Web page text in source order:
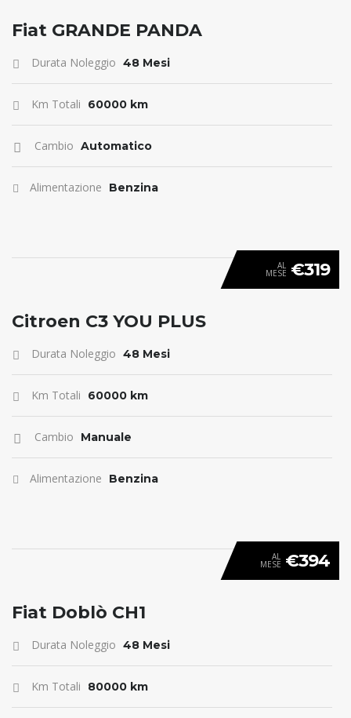
ANTICIPO 0
Fiat GRANDE PANDA
Durata Noleggio 48 Mesi
Km Totali 60000 km
Cambio Automatico
Alimentazione Benzina
ANTICIPO 0
AL
MESE €319
Citroen C3 YOU PLUS
Durata Noleggio 48 Mesi
Km Totali 60000 km
Cambio Manuale
Alimentazione Benzina
ANTICIPO 0
AL
MESE €394
Fiat Doblò CH1
Durata Noleggio 48 Mesi
Km Totali 80000 km